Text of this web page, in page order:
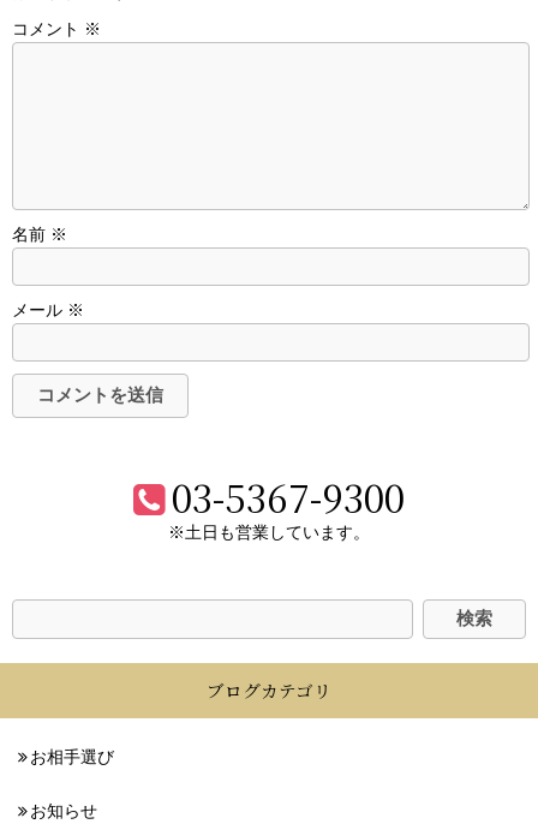
コメント ※
名前 ※
メール ※
03-5367-9300
※土日も営業しています。
ブログカテゴリ
お相手選び
お知らせ